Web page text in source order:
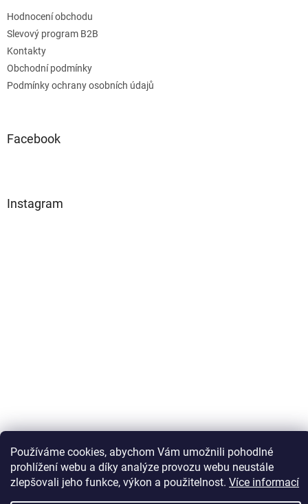
Používáme cookies, abychom Vám umožnili pohodlné
prohlížení webu a díky analýze provozu webu neustále
zlepšovali jeho funkce, výkon a použitelnost. Více informací
Hodnocení obchodu
Slevový program B2B
Kontakty
Obchodní podmínky
Podmínky ochrany osobních údajů
Facebook
Instagram
Sledovat na Instagramu